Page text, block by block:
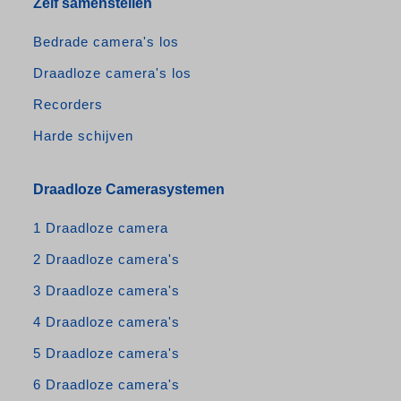
Zelf samenstellen
Bedrade camera's los
Draadloze camera's los
Recorders
Harde schijven
Draadloze Camerasystemen
1 Draadloze camera
2 Draadloze camera's
3 Draadloze camera's
4 Draadloze camera's
5 Draadloze camera's
6 Draadloze camera's